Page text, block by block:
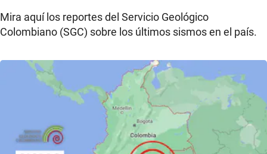
Mira aquí los reportes del Servicio Geológico
Colombiano (SGC) sobre los últimos sismos en el país.